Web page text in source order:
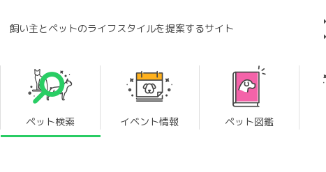
飼い主とペットのライフスタイルを提案するサイト
ペット検索 イベント情報 ペット図鑑